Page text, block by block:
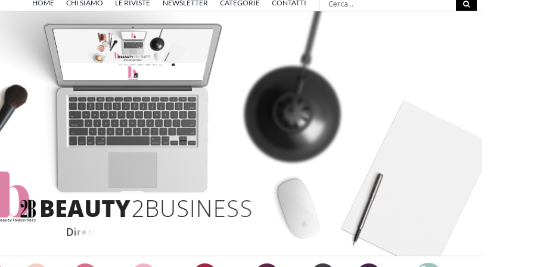
HOME CHI SIAMO LE RIVISTE NEWSLETTER CATEGORIE CONTATTI
per:
BEAUTY2BUSINESS
Dire t